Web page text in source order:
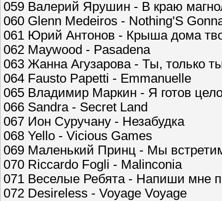
059 Валерий Ярушин - В краю
060 Glenn Medeiros - Nothing'S
061 Юрий Антонов - Крыша дома
062 Maywood - Pasadena
063 Жанна Агузарова - Ты, только
064 Fausto Papetti - Emmanuelle
065 Владимир Маркин - Я готов
066 Sandra - Secret Land
067 Ион Суручану - Незабудка
068 Yello - Vicious Games
069 Маленький Принц - Мы
070 Riccardo Fogli - Malinconia
071 Веселые Ребята - Напиши мне
072 Desireless - Voyage Voyage